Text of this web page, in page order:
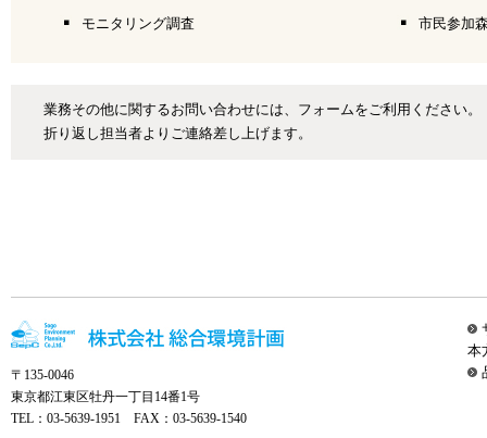
モニタリング調査 市民参加
業務その他に関するお問い合わせには、フォームをご利用ください。
折り返し担当者よりご連絡差し上げます。
〒135-0046
東京都江東区牡丹一丁目14番1号
TEL：03-5639-1951 FAX：03-5639-1540
本